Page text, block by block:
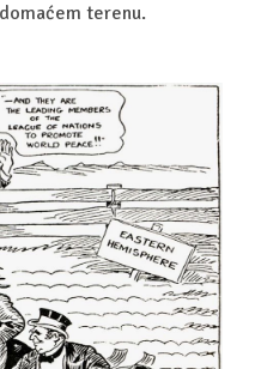
terenu.